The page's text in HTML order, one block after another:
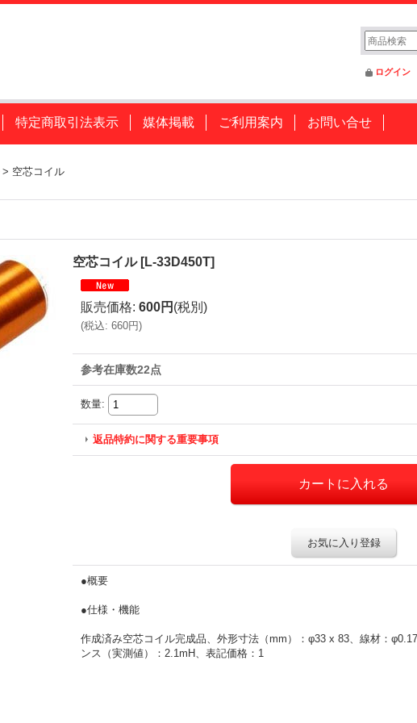
ログイン
特定商取引法表示 媒体掲載 ご利用案内 お問い合せ
> 空芯コイル
空芯コイル [L-33D450T]
販売価格: 600円 (税別)
(税込: 660円)
参考在庫数22点
数量:
返品特約に関する重要事項
お気に入り登録
●概要
●仕様・機能
作成済み空芯コイル完成品、外形寸法（mm）：φ33 x 83、線材：
ンス（実測値）：2.1mH、表記価格：1